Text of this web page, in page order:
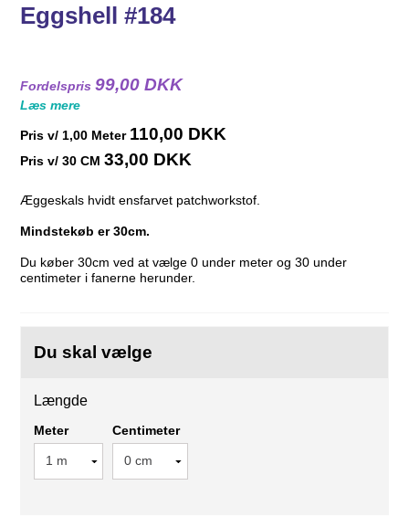
Eggshell #184
Fordelspris99,00 DKK
Læs mere
Pris v/ 1,00 Meter 110,00 DKK
Pris v/ 30 CM 33,00 DKK
Æggeskals hvidt ensfarvet patchworkstof.
Mindstekøb er 30cm.
Du køber 30cm ved at vælge 0 under meter og 30 under
centimeter i fanerne herunder.
Du skal vælge
Længde
Meter Centimeter